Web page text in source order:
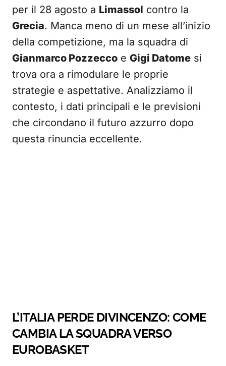
per il 28 agosto a Limassol contro la
Grecia. Manca meno di un mese all’inizio
della competizione, ma la squadra di
Gianmarco Pozzecco e Gigi Datome si
trova ora a rimodulare le proprie
strategie e aspettative. Analizziamo il
contesto, i dati principali e le previsioni
che circondano il futuro azzurro dopo
questa rinuncia eccellente.
L’ITALIA PERDE DIVINCENZO: COME
CAMBIA LA SQUADRA VERSO
EUROBASKET